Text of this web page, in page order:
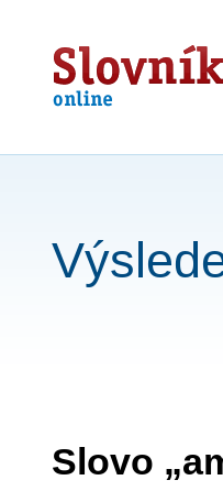
Slovník
online
Slovo